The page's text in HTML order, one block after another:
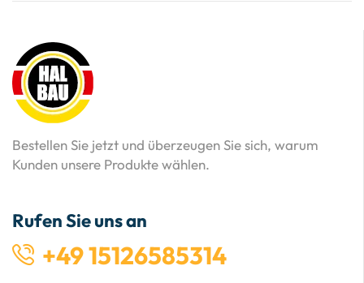
Bestellen Sie jetzt und überzeugen Sie sich, warum
Kunden unsere Produkte wählen.
Rufen Sie uns an
+49 15126585314